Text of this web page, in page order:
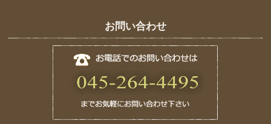
お問い合わせ